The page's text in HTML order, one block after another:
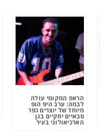
הראפ המקומי עולה
לבמה: ערב היפ הופ
מיוחד של יוצרים כפר
סבאיים יתקיים בגן
הארכיאולוגי בעיר